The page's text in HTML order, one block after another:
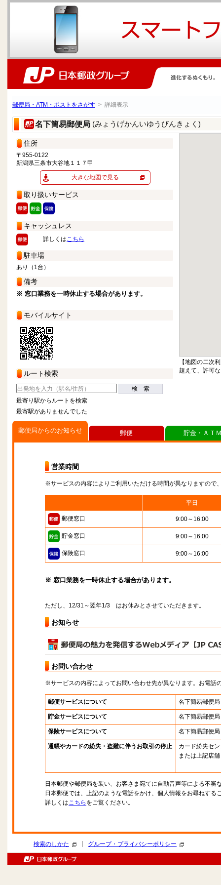
郵便局・ATM・ポストをさがす > 詳細表示
名下簡易郵便局 (みょうげかんいゆうびんきょく)
住所
〒955-0122
新潟県三条市大谷地１１７甲
大きな地図で見る
取り扱いサービス
キャッシュレス
詳しくはこちら
駐車場
あり（1台）
備考
※ 窓口業務を一時休止する場合があります。
モバイルサイト
ルート検索
検 索
最寄り駅からルートを検索
最寄駅がありませんでした
【地図の二次
超えて、許可
郵便局からのお知らせ
営業時間
※サービスの内容によりご利用いただける時間が異なりますので
平日
郵便窓口 9:00～16:00
貯金窓口 9:00～16:00
保険窓口 9:00～16:00
※ 窓口業務を一時休止する場合があります。
ただし、12/31～翌年1/3 はお休みとさせていただきます。
お知らせ
お問い合わせ
※サービスの内容によってお問い合わせ先が異なります。お電話
郵便サービスについて 名下簡易郵便局
貯金サービスについて 名下簡易郵便局
保険サービスについて 名下簡易郵便局
通帳やカードの紛失・盗難に伴うお取引の停止
カード紛失セ
または上記店舗
日本郵便や郵便局を装い、お客さま宛てに自動音声等による不審
日本郵便では、上記のような電話をかけ、個人情報をお尋ねする
詳しくはこちら をご覧ください。
郵便 貯金・ＡＴ
検索のしかた グループ・プライバシーポリシー